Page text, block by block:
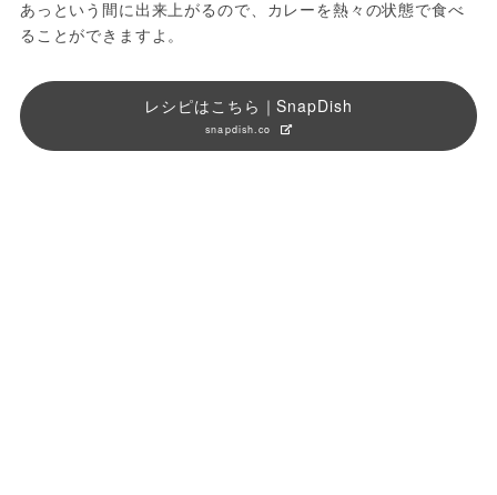
あっという間に出来上がるので、カレーを熱々の状態で食べ
ることができますよ。
レシピはこちら｜SnapDish
snapdish.co